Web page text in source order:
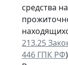
средства
213.25
446 ГПК РФ